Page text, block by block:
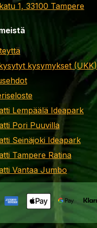
1, 33100 Tampere
kysymykset (UKK)
Lempäälä Ideapark
Pori Puuvilla
Seinäjoki Ideapark
Tampere Ratina
Vantaa Jumbo